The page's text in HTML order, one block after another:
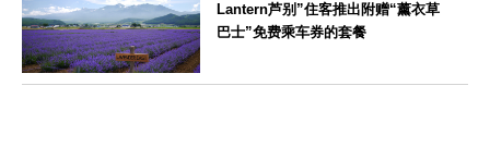
Lantern芦别”住客推出附赠“薰衣草
巴士”免费乘车券的套餐